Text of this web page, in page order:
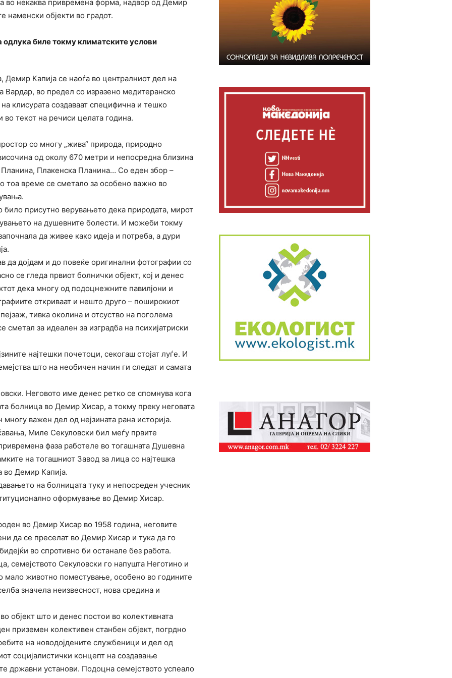
некаква привремена форма, надвор од Демир
наменски објекти во градот.
одлука биле токму климатските услови
Демир Капија се наоѓа во централниот дел на
Вардар, во предел со изразено медитеранско
клисурата создаваат специфична и тешко
текот на речиси целата година.
со многу „жива“ природа, природно
од околу 670 метри и непосредна близина
Плакенска Планина… Со еден збор –
тоа време се сметало за особено важно во
било присутно верувањето дека природата, мирот
на душевните болести. И можеби токму
да живее како идеја и потреба, а дури
да дојдам и до повеќе оригинални фотографии со
се гледа првиот болнички објект, кој и денес
дека многу од подоцнежните павилјони и
откриваат и нешто друго – поширокиот
тивка околина и отсуство на поголема
за идеален за изградба на психијатриски
најтешки почетоци, секогаш стојат луѓе. И
што на необичен начин ги следат и самата
Неговото име денес ретко се спомнува кога
болница во Демир Хисар, а токму преку неговата
важен дел од нејзината рана историја.
Миле Секуловски бил меѓу првите
фаза работеле во тогашната Душевна
на тогашниот Завод за лица со најтешка
во Демир Капија.
на болницата туку и непосреден учесник
оформување во Демир Хисар.
во Демир Хисар во 1958 година, неговите
да се преселат во Демир Хисар и тука да го
во спротивно би останале без работа.
семејството Секуловски го напушта Неготино и
мало животно поместување, особено во годините
значела неизвесност, нова средина и
објект што и денес постои во колективната
приземен колективен станбен објект, погрдно
на новодојдените службеници и дел од
социјалистички концепт на создавање
државни установи. Подоцна семејството успеало